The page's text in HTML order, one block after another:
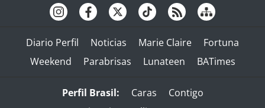
Diario Perfil Noticias Marie Claire
Fortuna
Weekend
Parabrisas Lunateen BATimes
Perfil Brasil: Caras
Contigo